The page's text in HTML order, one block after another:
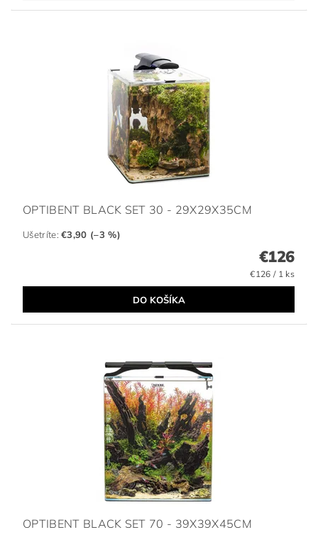
OPTIBENT BLACK SET 30 - 29X29X35CM
Ušetríte:€3,90 (–3 %)
€126
€126 / 1 ks
OPTIBENT BLACK SET 70 - 39X39X45CM